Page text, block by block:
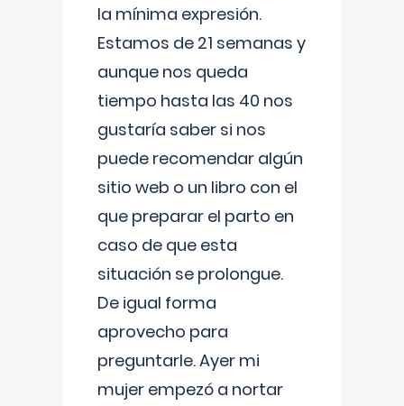
la mínima expresión.
Estamos de 21 semanas y
aunque nos queda
tiempo hasta las 40 nos
gustaría saber si nos
puede recomendar algún
sitio web o un libro con el
que preparar el parto en
caso de que esta
situación se prolongue.
De igual forma
aprovecho para
preguntarle. Ayer mi
mujer empezó a nortar